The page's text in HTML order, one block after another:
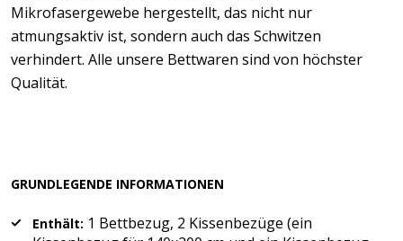
Mikrofasergewebe hergestellt, das nicht nur
atmungsaktiv ist, sondern auch das Schwitzen
verhindert. Alle unsere Bettwaren sind von höchster
Qualität.
GRUNDLEGENDE INFORMATIONEN
Enthält: 1 Bettbezug, 2 Kissenbezüge (ein